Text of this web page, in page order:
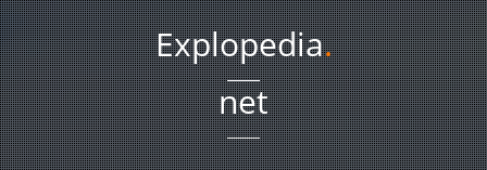
Explopedia.
net